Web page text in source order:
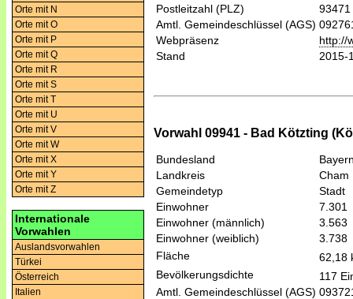
Orte mit N
Orte mit O
Orte mit P
Orte mit Q
Orte mit R
Orte mit S
Orte mit T
Orte mit U
Orte mit V
Orte mit W
Orte mit X
Orte mit Y
Orte mit Z
Internationale
Vorwahlen
Auslandsvorwahlen
Türkei
Österreich
Italien
Postleitzahl (PLZ)
93471
Amtl. Gemeindeschlüssel (AGS)
Webpräsenz
http://
Stand
2015-
Vorwahl 09941 - Bad Kötzting
Bundesland
Landkreis
Cham
Gemeindetyp
Stadt
Einwohner
7.301
Einwohner (männlich)
3.563
Einwohner (weiblich)
3.738
Fläche
62,18
Bevölkerungsdichte
117
Amtl. Gemeindeschlüssel (AGS)